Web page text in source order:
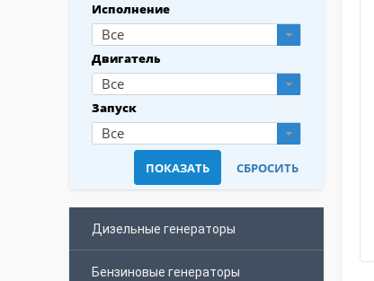
Исполнение
Все
Двигатель
Все
Запуск
Все
Дизельные генераторы
Бензиновые генераторы